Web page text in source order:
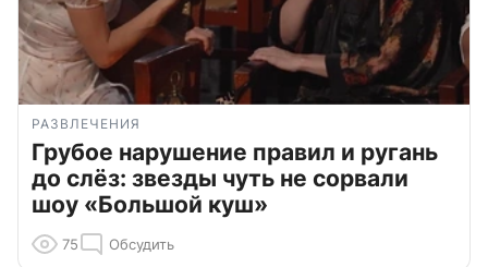
РАЗВЛЕЧЕНИЯ
Грубое нарушение правил и ругань
до слёз: звезды чуть не сорвали
шоу «Большой куш»
75 Обсудить